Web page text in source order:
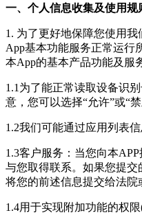
一、个人信息收集及使用规
1. 为了更好地保障您使用
App基本功能服务正常运行
本App的基本产品功能及服
1.1为了能正常读取设备识
意，您可以选择“允许”或“
1.2我们可能通过应用列表
1.3客户服务：当您向本
与您取得联系。如果您提
将您的前述信息提交给法院
1.4用于实现附加功能的权